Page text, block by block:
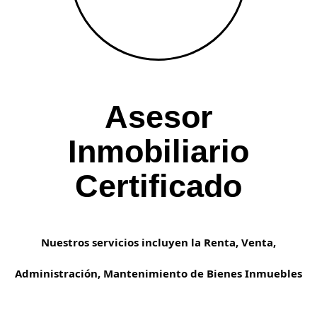
Asesor
Inmobiliario
Certificado
Nuestros servicios incluyen la Renta, Venta,
Administración, Mantenimiento de Bienes Inmuebles